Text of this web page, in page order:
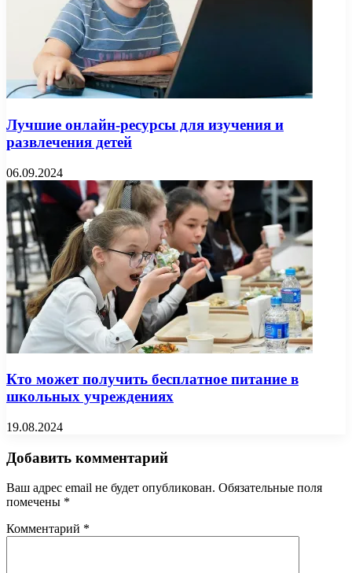
Лучшие онлайн-ресурсы для изучения и
развлечения детей
06.09.2024
Кто может получить бесплатное питание в
школьных учреждениях
19.08.2024
Добавить комментарий
Ваш адрес email не будет опубликован. Обязательные поля
помечены *
Комментарий *